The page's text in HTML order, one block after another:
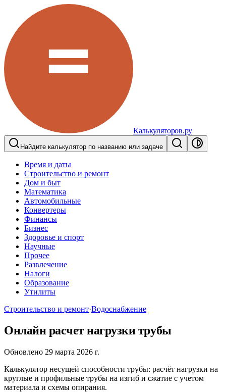
Калькуляторов.ру
Найдите калькулятор по названию или задаче
Время и даты
Строительство и ремонт
Дом и быт
Математика
Автомобильные
Конвертеры
Финансы
Бизнес
Здоровье и спорт
Научные
Прочее
Развлечение
Налоги
Образование
Утилиты
Строительство и ремонт·Водоснабжение
Онлайн расчет нагрузки трубы
Обновлено 29 марта 2026 г.
Калькулятор несущей способности трубы: расчёт нагрузки на
круглые и профильные трубы на изгиб и сжатие с учетом
материала и схемы опирания.